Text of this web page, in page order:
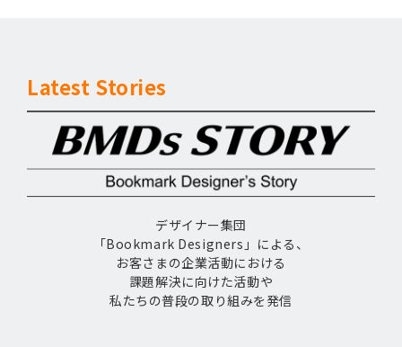
Latest Stories
デザイナー集団
「Bookmark Designers」による、
お客さまの企業活動における
課題解決に向けた活動や
私たちの普段の取り組みを発信